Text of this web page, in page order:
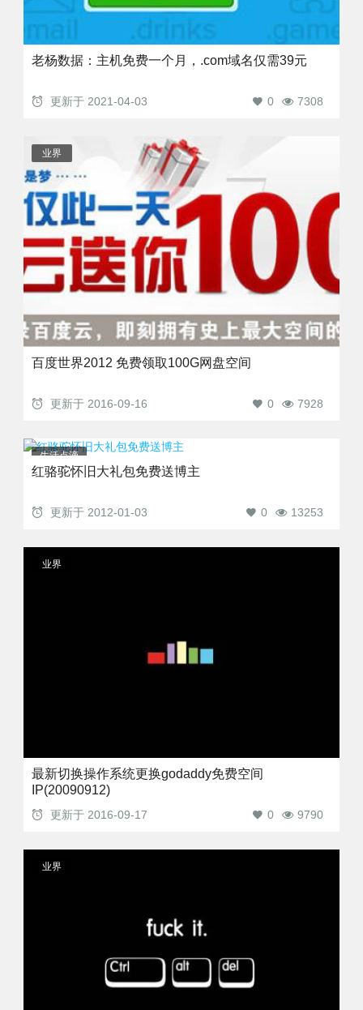
老杨数据：主机免费一个月，.com域名仅需39元
更新于 2021-04-03 7308
0
业界
百度世界2012 免费领取100G网盘空间
更新于 2016-09-16 7928
0
生活点滴
红骆驼怀旧大礼包免费送博主
更新于 2012-01-03 13253
0
业界
最新切换操作系统更换godaddy免费空间
IP(20090912)
更新于 2016-09-17 9790
0
业界